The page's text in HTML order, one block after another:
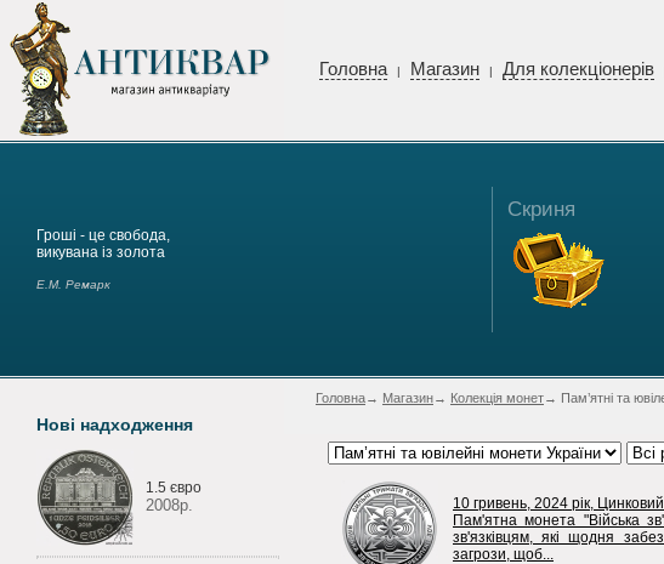
Головна | Магазин | Для колекціонерів
Гроші - це свобода,
викувана із золота
Е.М. Ремарк
Скриня
Нові надходження
1.5 євро
2008р.
Головна→ Магазин→ Колекція монет→ Пам’ятні та
10 гривень, 2024 рік,
Пам'ятна монета "Війська
зв'язківцям, які щодня
загрози, щоб...